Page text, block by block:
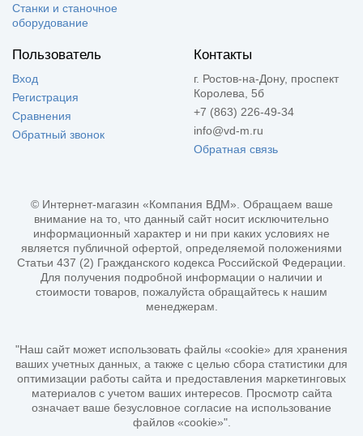
Станки и станочное
оборудование
Пользователь
Вход
Регистрация
Сравнения
Обратный звонок
Контакты
г. Ростов-на-Дону, проспект
Королева, 5б
+7 (863) 226-49-34
info@vd-m.ru
Обратная связь
© Интернет-магазин «Компания ВДМ». Обращаем ваше
внимание на то, что данный сайт носит исключительно
информационный характер и ни при каких условиях не
является публичной офертой, определяемой положениями
Статьи 437 (2) Гражданского кодекса Российской Федерации.
Для получения подробной информации о наличии и
стоимости товаров, пожалуйста обращайтесь к нашим
менеджерам.
"Наш сайт может использовать файлы «cookie» для хранения
ваших учетных данных, а также с целью сбора статистики для
оптимизации работы сайта и предоставления маркетинговых
материалов с учетом ваших интересов. Просмотр сайта
означает ваше безусловное согласие на использование
файлов «cookie»".